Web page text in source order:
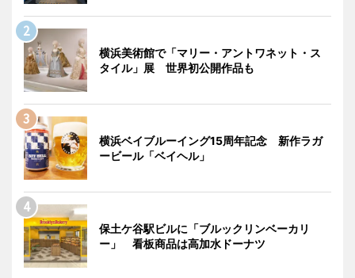
横浜美術館で「マリー・アントワネット・ス
タイル」展 世界初公開作品も
横浜ベイブルーイング15周年記念 新作ラガ
ービール「ベイヘル」
保土ケ谷駅ビルに「ブルックリンベーカリ
ー」 看板商品は高加水ドーナツ